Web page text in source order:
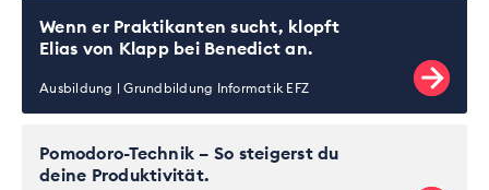
Wenn er Praktikanten sucht, klopft
Elias von Klapp bei Benedict an.
Ausbildung Grundbildung Informatik EFZ
Pomodoro-Technik – So steigerst du
deine Produktivität.